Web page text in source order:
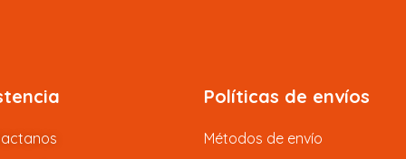
Políticas de envíos
Métodos de envío